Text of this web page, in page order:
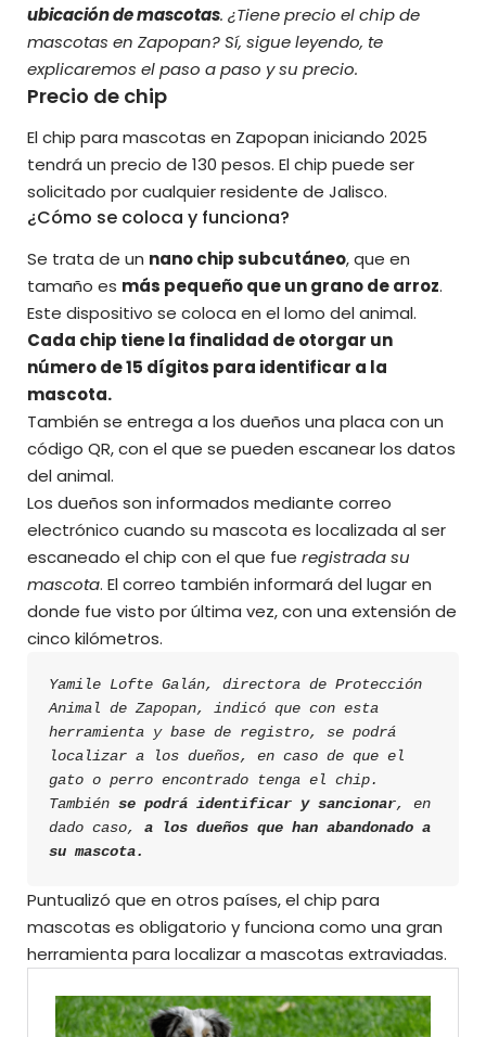
ubicación de mascotas. ¿Tiene precio el chip de
mascotas en Zapopan? Sí, sigue leyendo, te
explicaremos el paso a paso y su precio.
Precio de chip
El chip para mascotas en Zapopan iniciando 2025
tendrá un precio de 130 pesos. El chip puede ser
solicitado por cualquier residente de Jalisco.
¿Cómo se coloca y funciona?
Se trata de un nano chip subcutáneo, que en
tamaño es más pequeño que un grano de arroz.
Este dispositivo se coloca en el lomo del animal.
Cada chip tiene la finalidad de otorgar un
número de 15 dígitos para identificar a la
mascota.
También se entrega a los dueños una placa con un
código QR, con el que se pueden escanear los datos
del animal.
Los dueños son informados mediante correo
electrónico cuando su mascota es localizada al ser
escaneado el chip con el que fue registrada su
mascota. El correo también informará del lugar en
donde fue visto por última vez, con una extensión de
cinco kilómetros.
Yamile Lofte Galán, directora de Protección
Animal de Zapopan, indicó que con esta
herramienta y base de registro, se podrá
localizar a los dueños, en caso de que el
gato o perro encontrado tenga el chip.
También se podrá identificar y sancionar, en
dado caso, a los dueños que han abandonado a
su mascota.
Puntualizó que en otros países, el chip para
mascotas es obligatorio y funciona como una gran
herramienta para localizar a mascotas extraviadas.